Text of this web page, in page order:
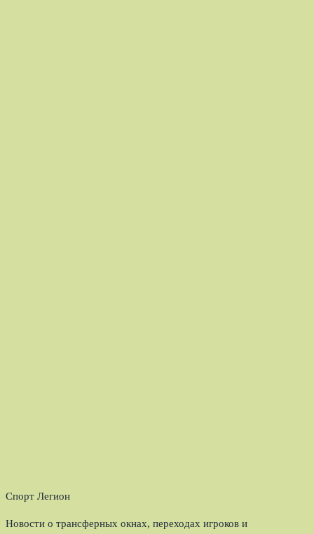
Спорт Легион
Новости о трансферных окнах, переходах игроков и